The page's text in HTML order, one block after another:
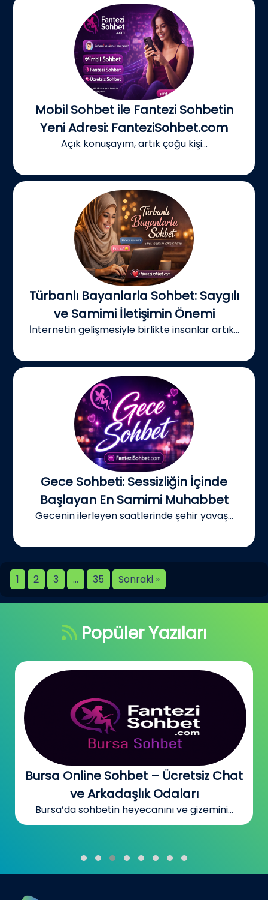
Mobil Sohbet ile Fantezi Sohbetin
Yeni Adresi: FanteziSohbet.com
Açık konuşayım, artık çoğu kişi...
Türbanlı Bayanlarla Sohbet: Saygılı
ve Samimi İletişimin Önemi
İnternetin gelişmesiyle birlikte insanlar artık...
Gece Sohbeti: Sessizliğin İçinde
Başlayan En Samimi Muhabbet
Gecenin ilerleyen saatlerinde şehir yavaş...
1 2 3 … 35 Sonraki »
Popüler Yazıları
Bursa Online Sohbet – Ücretsiz Chat
ve Arkadaşlık Odaları
Bursa’da sohbetin heyecanını ve gizemini...